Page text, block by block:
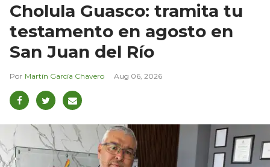
Cholula Guasco: tramita tu
testamento en agosto en
San Juan del Río
Martín García Chavero Aug 06, 2026